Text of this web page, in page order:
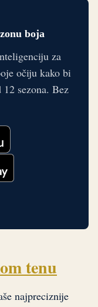
boja
za
očiju kako bi
sezona. Bez
tenu
najpreciznije